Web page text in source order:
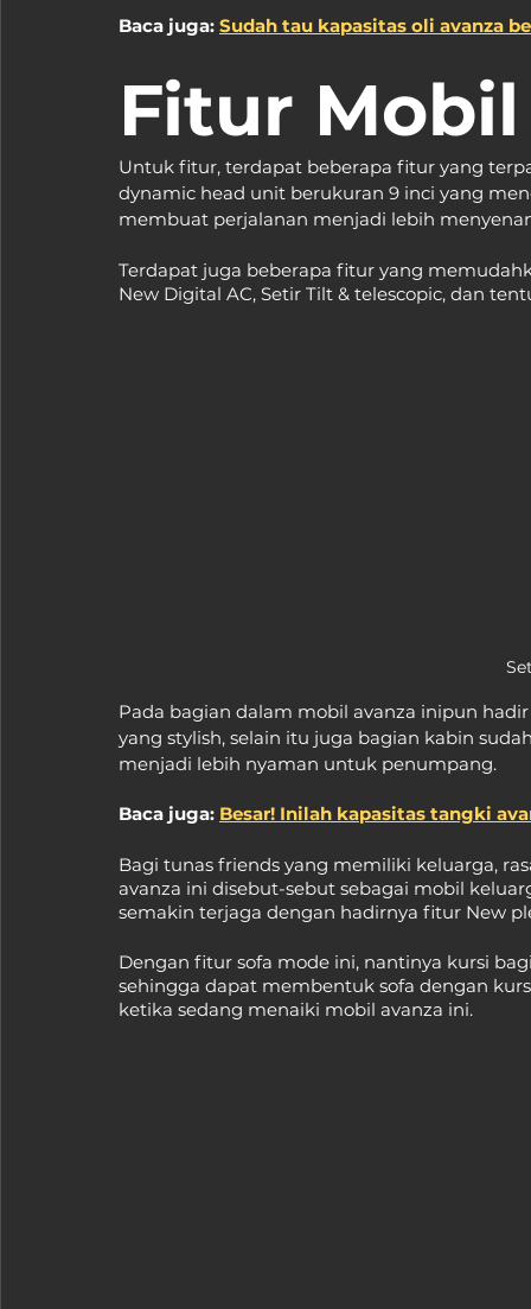
Baca juga: Sudah tau kapasitas oli avanza
Fitur
Untuk fitur, terdapat beberapa fitur yang
dynamic head unit berukuran 9 inci yang
membuat perjalanan menjadi lebih
Terdapat juga beberapa fitur yang
New Digital AC, Setir Tilt & telescopic, dan
Pada bagian dalam mobil avanza inipun
yang stylish, selain itu juga bagian kabin
menjadi lebih nyaman untuk penumpang.
Baca juga: Besar! Inilah kapasitas tangki
Bagi tunas friends yang memiliki keluarga,
avanza ini disebut-sebut sebagai mobil
semakin terjaga dengan hadirnya fitur New
Dengan fitur sofa mode ini, nantinya kursi
sehingga dapat membentuk sofa dengan
ketika sedang menaiki mobil avanza ini.